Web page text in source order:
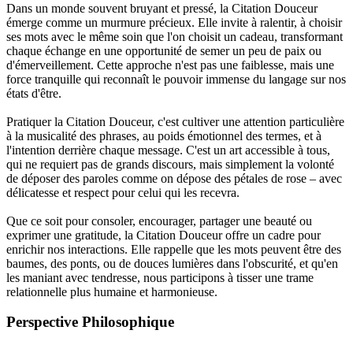
Dans un monde souvent bruyant et pressé, la Citation Douceur
émerge comme un murmure précieux. Elle invite à ralentir, à choisir
ses mots avec le même soin que l'on choisit un cadeau, transformant
chaque échange en une opportunité de semer un peu de paix ou
d'émerveillement. Cette approche n'est pas une faiblesse, mais une
force tranquille qui reconnaît le pouvoir immense du langage sur nos
états d'être.
Pratiquer la Citation Douceur, c'est cultiver une attention particulière
à la musicalité des phrases, au poids émotionnel des termes, et à
l'intention derrière chaque message. C'est un art accessible à tous,
qui ne requiert pas de grands discours, mais simplement la volonté
de déposer des paroles comme on dépose des pétales de rose – avec
délicatesse et respect pour celui qui les recevra.
Que ce soit pour consoler, encourager, partager une beauté ou
exprimer une gratitude, la Citation Douceur offre un cadre pour
enrichir nos interactions. Elle rappelle que les mots peuvent être des
baumes, des ponts, ou de douces lumières dans l'obscurité, et qu'en
les maniant avec tendresse, nous participons à tisser une trame
relationnelle plus humaine et harmonieuse.
Perspective Philosophique